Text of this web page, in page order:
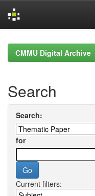
navigationCMMU Digital Archive
Search
Search:
for
Current filters: